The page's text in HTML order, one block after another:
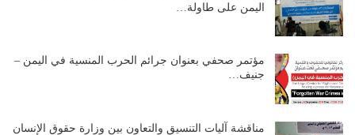
اليمن على طاولة…
مؤتمر صحفي بعنوان جرائم الحرب المنسية في اليمن –
جنيف…
مناقشة آليات التنسيق والتعاون بين وزارة حقوق الإنسان